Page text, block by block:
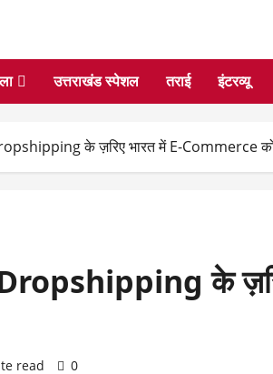
उत्तराखंड स्पेशल तराई इंटरव्यू
के ज़रिए भारत में E-Commerce को
के
read 0